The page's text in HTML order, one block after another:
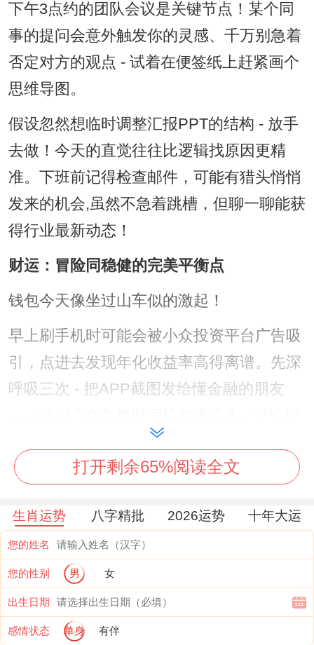
下午3点约的团队会议是关键节点！某个同
事的提问会意外触发你的灵感、千万别急着
否定对方的观点 - 试着在便签纸上赶紧画个
思维导图。
假设忽然想临时调整汇报PPT的结构 - 放手
去做！今天的直觉往往比逻辑找原因更精
准。下班前记得检查邮件，可能有猎头悄悄
发来的机会,虽然不急着跳槽，但聊一聊能获
得行业最新动态！
财运：冒险同稳健的完美平衡点
钱包今天像坐过山车似的激起！
早上刷手机时可能会被小众投资平台广告吸
引，点进去发现年化收益率高得离谱。先深
呼吸三次 - 把APP截图发给懂金融的朋友
这事儿说来话长，结果却是下午逛超市时某
卖二手还能小赚一笔。
傍晚收到贷记卡账单别焦虑，仔细核对会发
现有笔重复扣款能申诉。
晚上朋友组的饭局别推脱、坐你左边的人或
打开剩余65%阅读全文
生肖运势 八字精批 2026运势 十年大运
您的姓名
您的性别 男 女
出生日期
感情状态 单身 有伴